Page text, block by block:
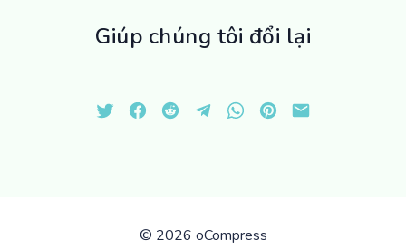
Giúp chúng tôi đổi lại
© 2026 oCompress